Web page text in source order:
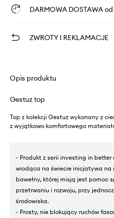
DARMOWA DOSTAWA od
ZWROTY I REKLAMACJE
Opis produktu
Gestuz top
Top z kolekcji Gestuz wykonany z
z wyjątkowo komfortowego
- Produkt z serii investing in
wiodąca na świecie inicjatywa na
bawełny, której misją jest pomoc
przetrwaniu i rozwoju, przy
środowiska.
- Prosty, nie blokujący ruchów